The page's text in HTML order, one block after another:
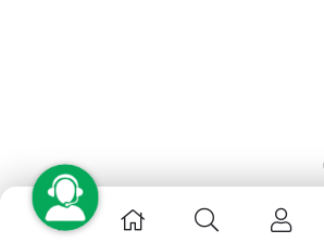
و معنوی این وبسایت محفوظ است